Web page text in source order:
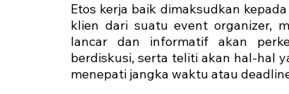
Etos kerja baik dimaksudkan
klien dari suatu event organizer,
lancar dan informatif akan
berdiskusi, serta teliti akan hal-hal
menepati jangka waktu atau